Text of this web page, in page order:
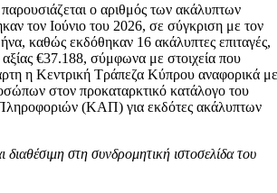
ο αριθμός των ακάλυπτων
τον Ιούνιο του 2026, σε σύγκριση με τον
καθώς εκδόθηκαν 16 ακάλυπτες επιταγές,
αξίας €37.188, σύμφωνα με στοιχεία που
η Κεντρική Τράπεζα Κύπρου αναφορικά με
στον προκαταρκτικό κατάλογο του
(ΚΑΠ) για εκδότες ακάλυπτων
διαθέσιμη στη συνδρομητική ιστοσελίδα του